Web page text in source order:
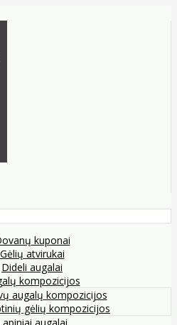
kuponai
Gėlių atvirukai
Dideli augalai
kompozicijos
augalų kompozicijos
gėlių kompozicijos
augalai